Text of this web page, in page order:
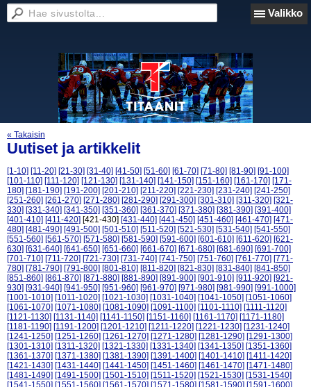
Valikko
« Takaisin
Uutiset ja artikkelit
[1-10] [11-20] [21-30] [31-40] [41-50] [51-60] [61-70] [71-80] [81-90] [91-100]
[101-110] [111-120] [121-130] [131-140] [141-150] [151-160] [161-170] [171-
180] [181-190] [191-200] [201-210] [211-220] [221-230] [231-240] [241-250]
[251-260] [261-270] [271-280] [281-290] [291-300] [301-310] [311-320] [321-
330] [331-340] [341-350] [351-360] [361-370] [371-380] [381-390] [391-400]
[401-410] [411-420] [421-430] [431-440] [441-450] [451-460] [461-470] [471-
480] [481-490] [491-500] [501-510] [511-520] [521-530] [531-540] [541-550]
[551-560] [561-570] [571-580] [581-590] [591-600] [601-610] [611-620] [621-
630] [631-640] [641-650] [651-660] [661-670] [671-680] [681-690] [691-700]
[701-710] [711-720] [721-730] [731-740] [741-750] [751-760] [761-770] [771-
780] [781-790] [791-800] [801-810] [811-820] [821-830] [831-840] [841-850]
[851-860] [861-870] [871-880] [881-890] [891-900] [901-910] [911-920] [921-
930] [931-940] [941-950] [951-960] [961-970] [971-980] [981-990] [991-1000]
[1001-1010] [1011-1020] [1021-1030] [1031-1040] [1041-1050] [1051-1060]
[1061-1070] [1071-1080] [1081-1090] [1091-1100] [1101-1110] [1111-1120]
[1121-1130] [1131-1140] [1141-1150] [1151-1160] [1161-1170] [1171-1180]
[1181-1190] [1191-1200] [1201-1210] [1211-1220] [1221-1230] [1231-1240]
[1241-1250] [1251-1260] [1261-1270] [1271-1280] [1281-1290] [1291-1300]
[1301-1310] [1311-1320] [1321-1330] [1331-1340] [1341-1350] [1351-1360]
[1361-1370] [1371-1380] [1381-1390] [1391-1400] [1401-1410] [1411-1420]
[1421-1430] [1431-1440] [1441-1450] [1451-1460] [1461-1470] [1471-1480]
[1481-1490] [1491-1500] [1501-1510] [1511-1520] [1521-1530] [1531-1540]
[1541-1550] [1551-1560] [1561-1570] [1571-1580] [1581-1590] [1591-1600]